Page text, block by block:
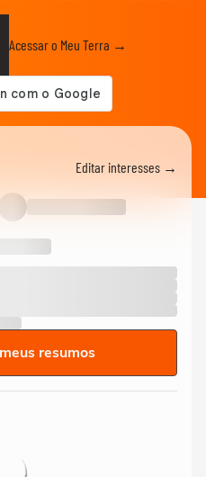
Acessar o Meu Terra →
Editar interesses →
resumos